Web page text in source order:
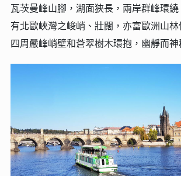
瓦茨曼峰山腳，湖面狹長，兩岸群峰環
有北歐峽灣之峻峭、壯闊，亦富歐洲山林
四周嚴峰峭壁和蒼翠樹木環抱，幽靜而神